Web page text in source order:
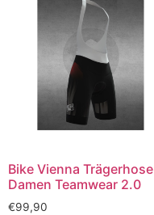
Bike Vienna Trägerhose
Damen Teamwear 2.0
€99,90